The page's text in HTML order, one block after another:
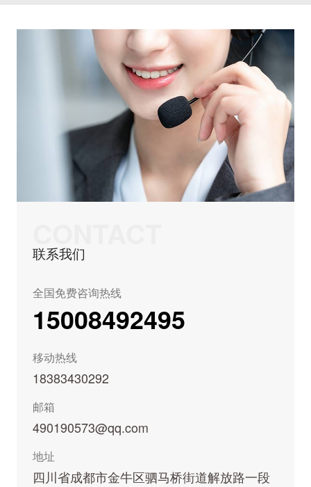
联系我们
全国免费咨询热线
15008492495
移动热线
18383430292
邮箱
490190573@qq.com
地址
四川省成都市金牛区驷马桥街道解放路一段